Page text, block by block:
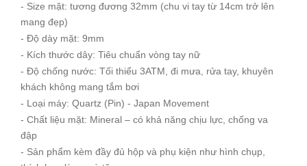
- Size mặt: tương đương 32mm (chu vi tay từ 14cm trở lên
mang đẹp)
- Độ dày mặt: 9mm
- Kích thước dây: Tiêu chuẩn vòng tay nữ
- Độ chống nước: Tối thiểu 3ATM, đi mưa, rửa tay, khuyên
khách không mang tắm bơi
- Loại máy: Quartz (Pin) - Japan Movement
- Chất liệu mặt: Mineral – có khả năng chịu lực, chống va
đập
- Sản phẩm kèm đầy đủ hộp và phụ kiện như hình chụp,